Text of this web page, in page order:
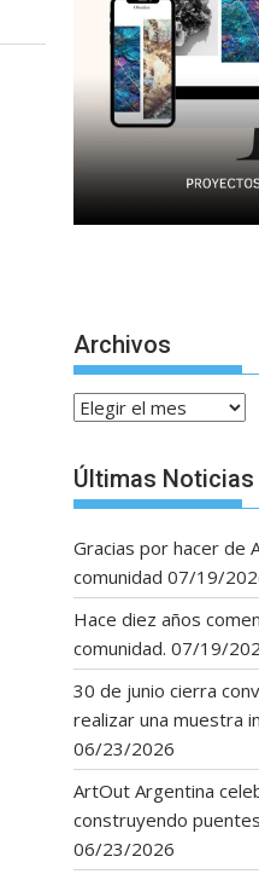
Archivos
Archivos
Últimas Noticias
Gracias por hacer de
comunidad 07/19/
Hace diez años
comunidad. 07/19/
30 de junio cierra
realizar una muestra
06/23/2026
ArtOut Argentina
construyendo
06/23/2026